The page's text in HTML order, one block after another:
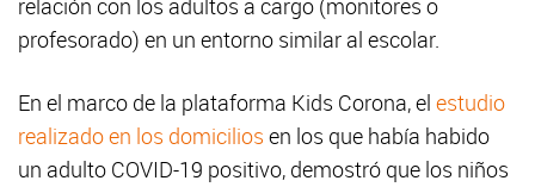
relación con los adultos a cargo (monitores o
profesorado) en un entorno similar al escolar.
En el marco de la plataforma Kids Corona, el estudio
realizado en los domicilios en los que había habido
un adulto COVID-19 positivo, demostró que los niños